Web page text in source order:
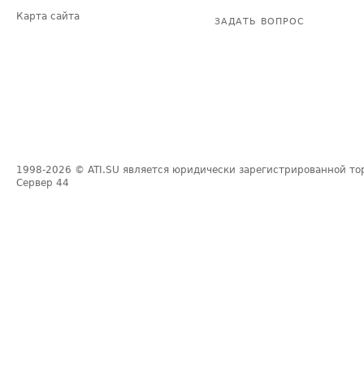
Карта сайта
ЗАДАТЬ ВОПРОС
1998-2026 © ATI.SU является юридически зарегистрированной
Сервер 44